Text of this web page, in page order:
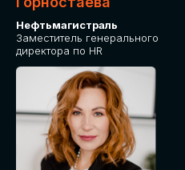
Нефтьмагистраль
Заместитель генерального
директора по HR
решения целевой аудитории.
рады сотрудничеству!
ПОДАТЬ ЗАЯВКУ